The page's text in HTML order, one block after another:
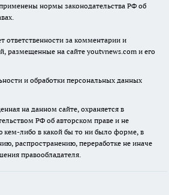
нормы законодательства РФ об
ответственности за комментарии и
размещенные на сайте youtvnews.com и его
и обработки персональных данных
на данном сайте, охраняется в
РФ об авторском праве и не
кем-либо в какой бы то ни было форме, в
распространению, переработке не иначе
правообладателя.